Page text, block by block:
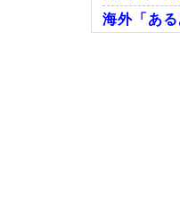
海外「あ